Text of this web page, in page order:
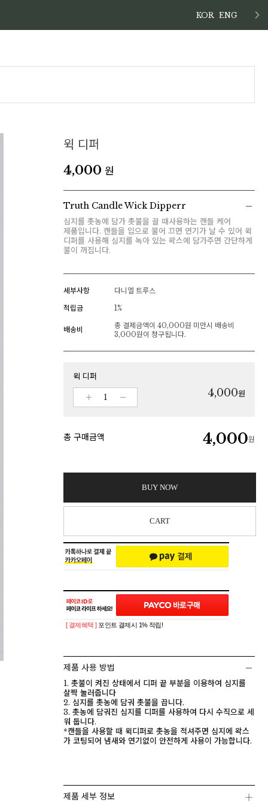
KOR ENG
윅 디퍼
4,000 원
Truth Candle Wick Dipperr
심지를 촛농에 담가 촛불을 끌 때사용하는 캔들 케어
제품입니다. 캔들을 입으로 불어 끄면 연기가 날 수 있어 윅
디퍼를 사용해 심지를 녹아 있는 왁스에 담가주면 간단하게
불이 꺼집니다.
세부사항
다니엘 트루스
적립금
1%
배송비
총 결제금액이 40,000원 미만시 배송비
3,000원이 청구됩니다.
윅 디퍼
4,000원
총 구매금액 4,000원
BUY NOW
CART
[ 결제혜택 ] 포인트 결제시 1% 적립!
제품 사용 방법
1. 촛불이 켜진 상태에서 디퍼 끝 부분을 이용하여 심지를
살짝 눌러줍니다
2. 심지를 촛농에 담궈 촛불을 끕니다.
3. 촛농에 담궈진 심지를 디퍼를 사용하여 다시 수직으로 세
워 둡니다.
*캔들을 사용할 때 윅디퍼로 촛농을 적셔주면 심지에 왁스
가 코팅되어 냄새와 연기없이 안전하게 사용이 가능합니다.
제품 세부 정보